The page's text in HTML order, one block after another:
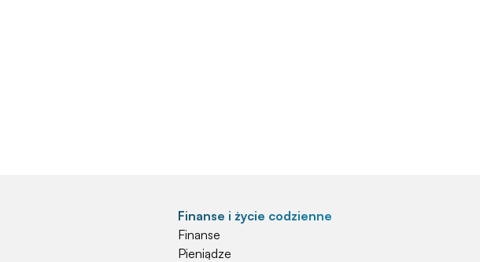
Finanse i życie codzienne
Finanse
Pieniądze